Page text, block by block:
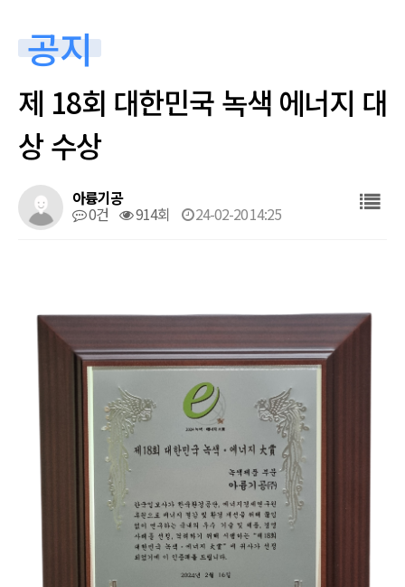
고객지원
새소식
공지
제 18회 대한민국 녹색 에너지 대
상 수상
아륭기공
0건 914회 24-02-20 14:25